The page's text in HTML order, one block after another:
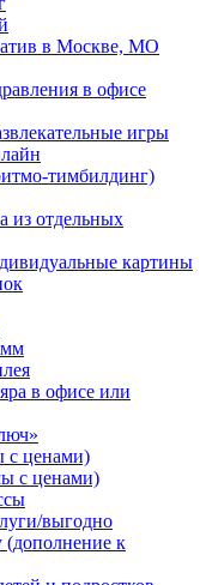
в Москве, МО
в офисе
игры
тимбилдинг)
из отдельных
картины
в офисе или
с ценами)
с ценами)
выгодно
к